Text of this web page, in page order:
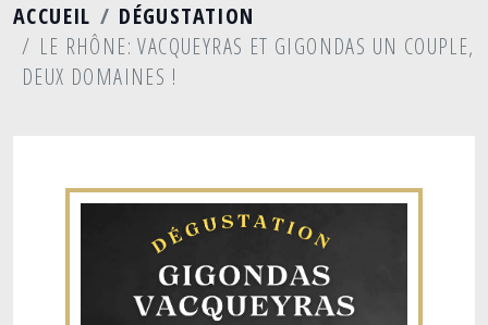
ACCUEIL
DÉGUSTATION
LE RHÔNE: VACQUEYRAS ET GIGONDAS UN COUPLE,
DEUX DOMAINES !